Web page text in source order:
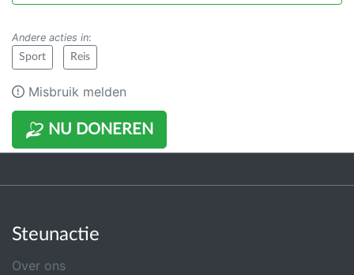
NU DONEREN
Andere acties in:
Sport Reis
Misbruik melden
Steunactie
Over ons